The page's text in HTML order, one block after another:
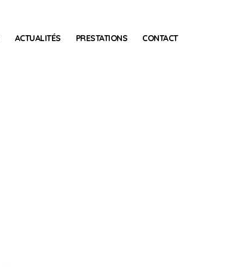
ACTUALITÉS PRESTATIONS CONTACT